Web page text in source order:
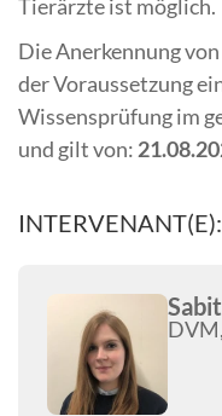
Tierärzte ist möglich.
Die Anerkennung von
der Voraussetzung
Wissensprüfung im
und gilt von:
INTERVENANT(E):